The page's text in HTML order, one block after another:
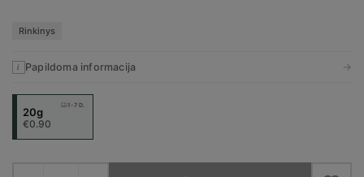
Rinkinys
i Papildoma informacija →
20g
€0.90
1-7 D.